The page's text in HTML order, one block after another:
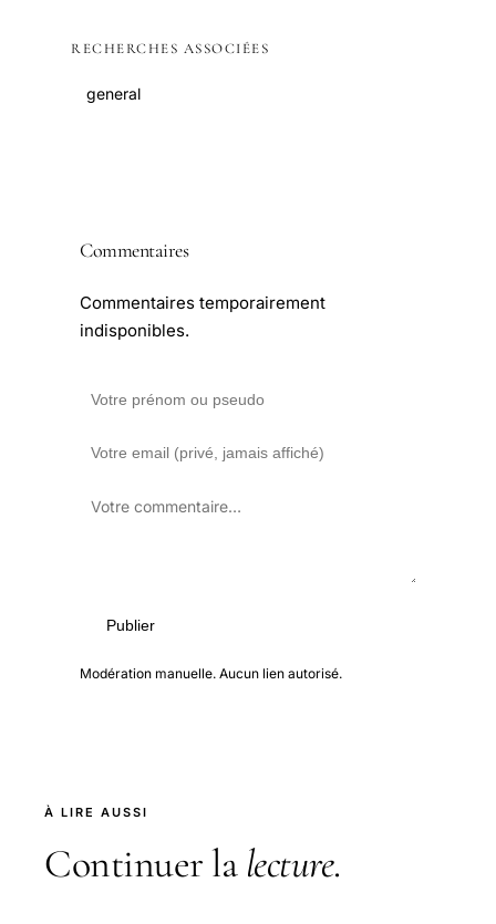
RECHERCHES ASSOCIÉES
general
Commentaires
Commentaires temporairement
indisponibles.
Publier
Modération manuelle. Aucun lien autorisé.
À LIRE AUSSI
Continuer la lecture.